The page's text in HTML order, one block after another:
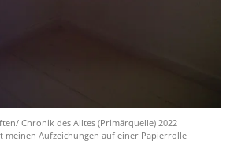
Chronik des Alltes (Primärquelle) 2022
Aufzeichungen auf einer Papierrolle